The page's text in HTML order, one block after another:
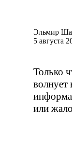
Эльмир
5 августа
Только
или